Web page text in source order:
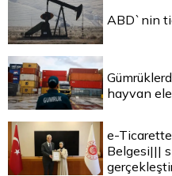
ABD`nin
hayvan
e-Ticarette
Belgesi|||